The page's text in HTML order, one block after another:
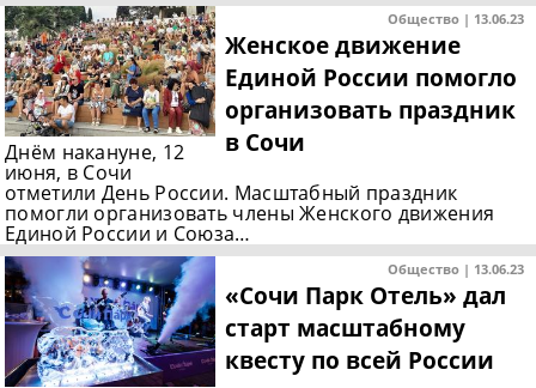
Общество | 13.06.23
Женское движение
Единой России помогло
организовать праздник
в Сочи
Днём накануне, 12
июня, в Сочи
отметили День России. Масштабный праздник
помогли организовать члены Женского движения
Единой России и Союза…
Общество | 13.06.23
«Сочи Парк Отель» дал
старт масштабному
квесту по всей России